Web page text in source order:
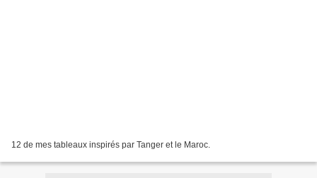
12 de mes tableaux inspirés par Tanger et le Maroc.